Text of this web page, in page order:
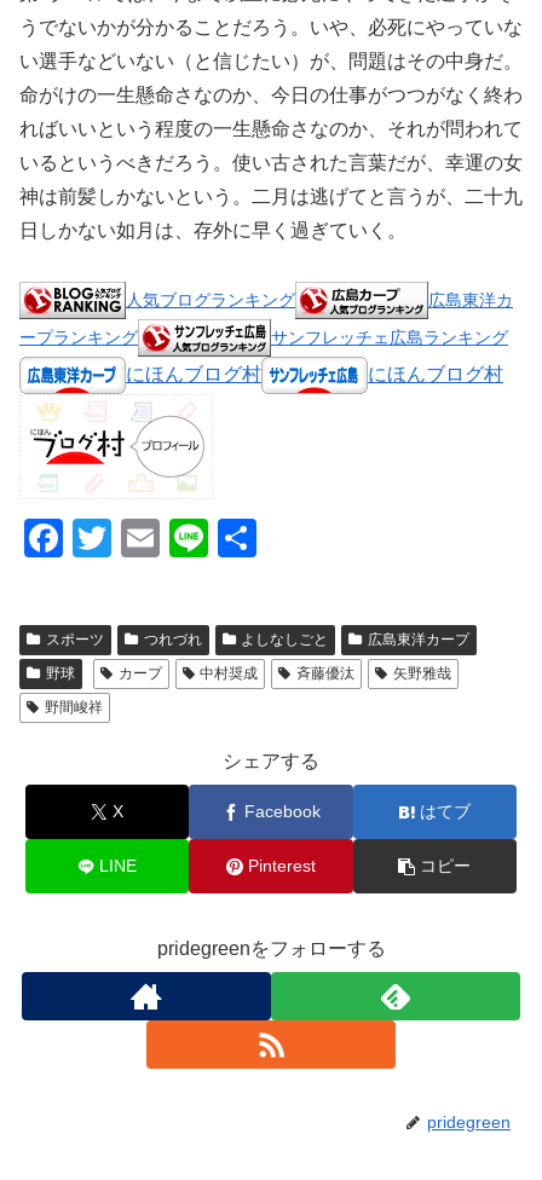
うでないかが分かることだろう。いや、必死にやっていな
い選手などいない（と信じたい）が、問題はその中身だ。
命がけの一生懸命さなのか、今日の仕事がつつがなく終わ
ればいいという程度の一生懸命さなのか、それが問われて
いるというべきだろう。使い古された言葉だが、幸運の女
神は前髪しかないという。二月は逃げてと言うが、二十九
日しかない如月は、存外に早く過ぎていく。
人気ブログランキング
広島東洋カ
ープランキング
サンフレッチェ広島ランキング
にほんブログ村 にほんブログ村
F
c
e
b
o
T
tt
er
E
ail
Li
e
スポーツ つれづれ よしなしごと
広島東洋カープ
野球
カープ 中村奨成 斉藤優汰
矢野雅哉
野間峻祥
シェアする
X Facebook はてブ
LINE Pinterest コピー
pridegreenをフォローする
pridegreen